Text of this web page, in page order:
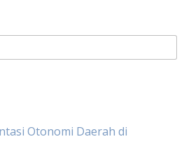
Otonomi Daerah di